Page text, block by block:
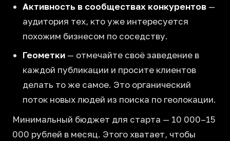
Активность в сообществах конкурентов —
аудитория тех, кто уже интересуется
похожим бизнесом по соседству.
Геометки — отмечайте своё заведение в
каждой публикации и просите клиентов
делать то же самое. Это органический
поток новых людей из поиска по геолокации.
Минимальный бюджет для старта — 10 000–15
000 рублей в месяц. Этого хватает, чтобы